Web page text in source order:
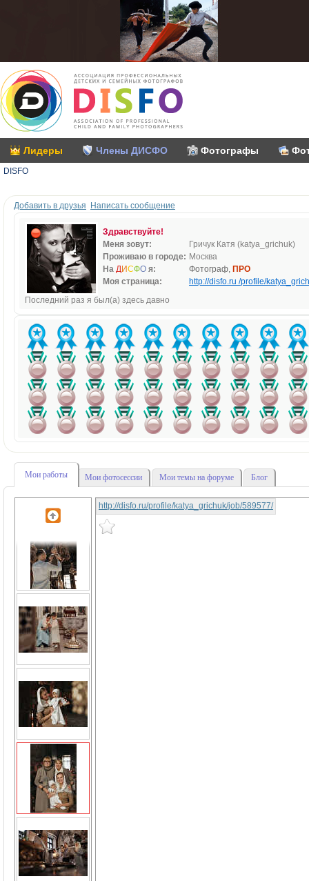
Лидеры Члены ДИСФО Фотографы
DISFO
Добавить в друзья Написать сообщение
Здравствуйте!
Меня зовут:
Гричук Катя (katya_grichuk)
Проживаю в городе: Москва
На ДИСФО я: Фотограф, ПРО
Моя страница:
http://disfo.ru /profile/
Последний раз я был(а) здесь давно
Мои работы Мои фотосессии Мои темы на форуме Блог
http://disfo.ru/profile/katya_grichuk/job/589577/